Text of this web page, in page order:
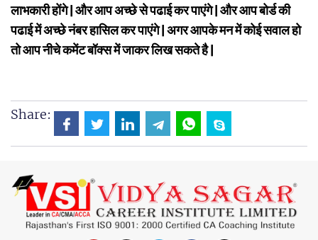
लाभकारी होंगे | और आप अच्छे से पढाई कर पाएंगे | और आप बोर्ड की
पढाई में अच्छे नंबर हासिल कर पाएंगे | अगर आपके मन में कोई सवाल हो
तो आप नीचे कमेंट बॉक्स में जाकर लिख सकते है |
Share: